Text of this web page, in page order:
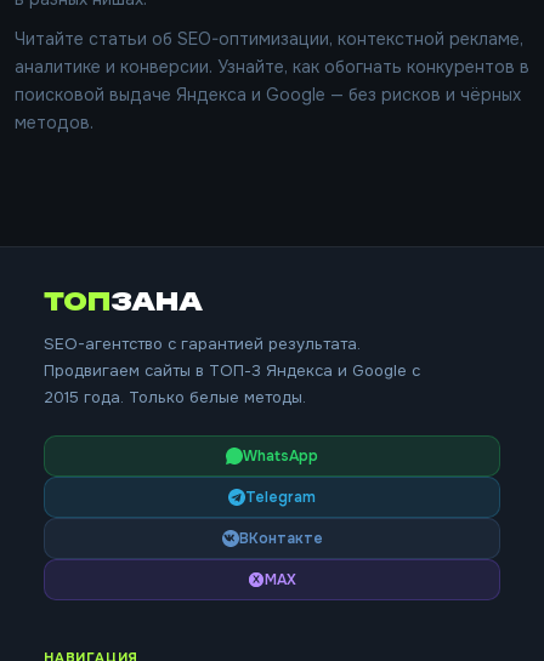
Читайте статьи об SEO-оптимизации, контекстной рекламе,
аналитике и конверсии. Узнайте, как обогнать конкурентов в
поисковой выдаче Яндекса и Google — без рисков и чёрных
методов.
ТОПЗАНА
SEO-агентство с гарантией результата.
Продвигаем сайты в ТОП-3 Яндекса и Google с
2015 года. Только белые методы.
WhatsApp
Telegram
ВКонтакте
MAX
НАВИГАЦИЯ